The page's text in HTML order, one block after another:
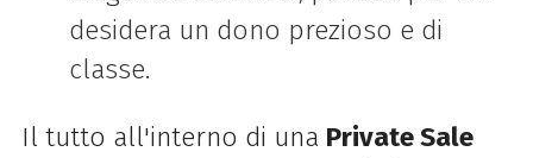
desidera un dono prezioso e di
classe.
Il tutto all'interno di una Private Sale